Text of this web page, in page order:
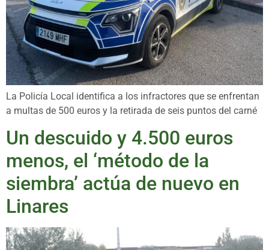
La Policía Local identifica a los infractores que se enfrentan
a multas de 500 euros y la retirada de seis puntos del carné
Un descuido y 4.500 euros
menos, el ‘método de la
siembra’ actúa de nuevo en
Linares